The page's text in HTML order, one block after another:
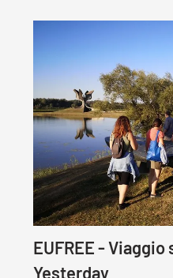
EUFREE -